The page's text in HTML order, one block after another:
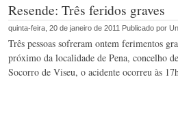
Resende: Três feridos graves
quinta-feira, 20 de janeiro de 2011 Publicado por
Três pessoas sofreram ontem ferimentos
próximo da localidade de Pena, concelho
Socorro de Viseu, o acidente ocorreu às